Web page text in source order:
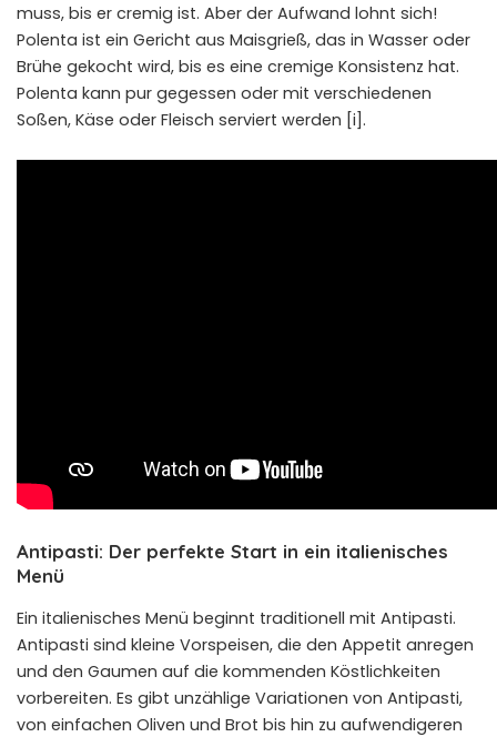
muss, bis er cremig ist. Aber der Aufwand lohnt sich!
Polenta ist ein Gericht aus Maisgrieß, das in Wasser oder
Brühe gekocht wird, bis es eine cremige Konsistenz hat.
Polenta kann pur gegessen oder mit verschiedenen
Soßen, Käse oder Fleisch serviert werden [i].
Antipasti: Der perfekte Start in ein italienisches
Menü
Ein italienisches Menü beginnt traditionell mit Antipasti.
Antipasti sind kleine Vorspeisen, die den Appetit anregen
und den Gaumen auf die kommenden Köstlichkeiten
vorbereiten. Es gibt unzählige Variationen von Antipasti,
von einfachen Oliven und Brot bis hin zu aufwendigeren